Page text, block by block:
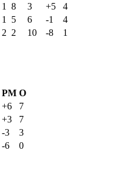
1 8 3 +5
4
1 5 6 -1
4
2 2 10 -8
1
РМ О
+6
7
+3
7
-3
3
-6
0